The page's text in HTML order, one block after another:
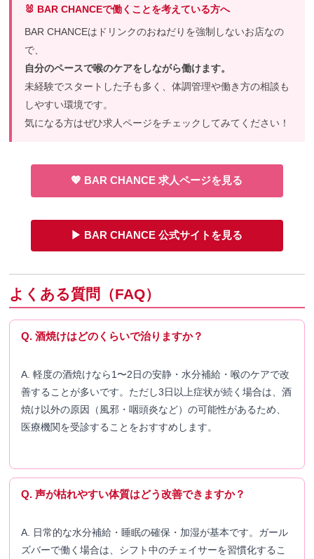
🐰 BAR CHANCEで働くことを考えている方へ
BAR CHANCEはドリンクのおねだりを強制しないお店なの
で、
自分のペースで喉のケアをしながら働けます。
未経験でスタートした子も多く、体調管理や働き方の相談も
しやすい環境です。
気になる方はぜひ求人ページをチェックしてみてください！
💖 BAR CHANCE 求人ページを見る
▶ BAR CHANCE 公式サイトを見る
よくある質問（FAQ）
Q. 酒焼けはどのくらいで治りますか？
A. 軽度の酒焼けなら1〜2日の安静・水分補給・喉のケアで改
善することが多いです。ただし3日以上症状が続く場合は、酒
焼け以外の原因（風邪・咽頭炎など）の可能性があるため、
医療機関を受診することをおすすめします。
Q. 声が枯れやすい体質はどう改善できますか？
A. 日常的な水分補給・睡眠の確保・加湿が基本です。ガール
ズバーで働く場合は、シフト中のチェイサーを習慣化するこ